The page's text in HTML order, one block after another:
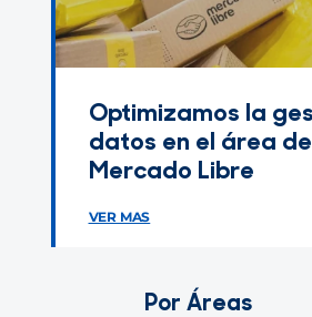
Optimizamos la
datos en el área de
Mercado Libre
VER MAS
Por Áreas